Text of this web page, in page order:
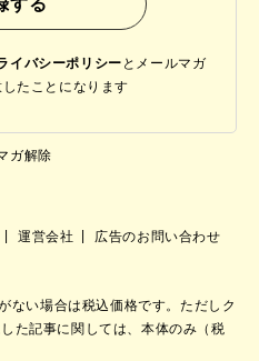
イバシーポリシー と メールマガ
たことになります
ガ解除
運営会社
広告のお問い合わせ
ない場合は税込価格です。ただしク
た記事に関しては、本体のみ（税